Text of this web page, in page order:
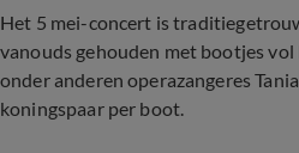
Het 5 mei-concert is
vanouds gehouden met bootjes
onder anderen operazangeres
koningspaar per boot.